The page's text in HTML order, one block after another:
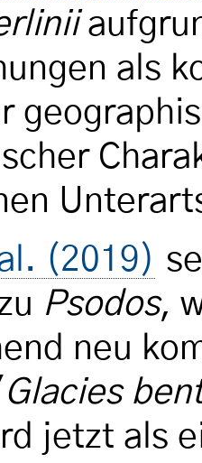
als
(2019)
Psodos,
neu
Glacies
jetzt als